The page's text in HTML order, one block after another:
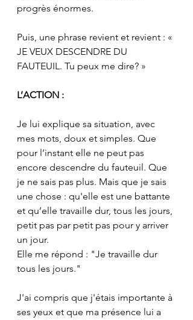
progrès énormes.
Puis, une phrase revient et revient : «
JE VEUX DESCENDRE DU
FAUTEUIL. Tu peux me dire? »
L’ACTION :
Je lui explique sa situation, avec
mes mots, doux et simples. Que
pour l’instant elle ne peut pas
encore descendre du fauteuil. Que
je ne sais pas plus. Mais que je sais
une chose : qu'elle est une battante
et qu’elle travaille dur, tous les jours,
petit pas par petit pas pour y arriver
un jour.
Elle me répond : "Je travaille dur
tous les jours."
J'ai compris que j'étais importante à
ses yeux et que ma présence lui a